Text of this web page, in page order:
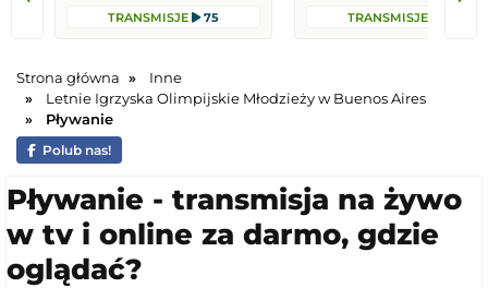
TRANSMISJE 75 TRANSMISJE
Strona główna
Inne
Letnie Igrzyska Olimpijskie Młodzieży w Buenos Aires
Pływanie
Polub nas!
Pływanie - transmisja na żywo
w tv i online za darmo, gdzie
oglądać?